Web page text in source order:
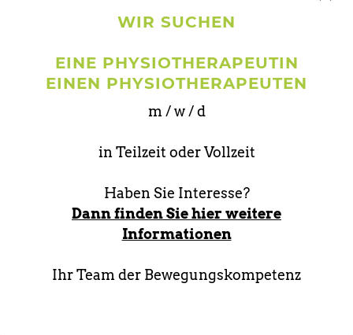
WIR SUCHEN
EINE PHYSIOTHERAPEUTIN
EINEN PHYSIOTHERAPEUTEN
m / w / d
in Teilzeit oder Vollzeit
Haben Sie Interesse?
Dann finden Sie hier weitere
Informationen
Ihr Team der Bewegungskompetenz
Therapie / MLD